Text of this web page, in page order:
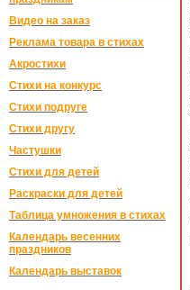
Видео на заказ
Реклама товара в стихах
Акростихи
Стихи на конкурс
Стихи подруге
Стихи другу
Частушки
Стихи для детей
Раскраски для детей
Таблица умножения в стихах
Календарь весенних
праздников
Календарь выставок